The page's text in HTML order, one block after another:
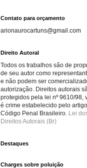
Contato para orçamento
arionaurocartuns@gmail.com
Direito Autoral
Todos os trabalhos são de
de seu autor como
e não podem ser
autorização. Direitos autorais
protegidos pela lei nº 9610/98,
é crime estabelecido pelo
Código Penal Brasileiro. Lei
Direitos Autorais (Br)
Destaques
Charges sobre poluição